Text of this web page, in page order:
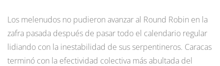
Los melenudos no pudieron avanzar al Round Robin en la
zafra pasada después de pasar todo el calendario regular
lidiando con la inestabilidad de sus serpentineros. Caracas
terminó con la efectividad colectiva más abultada del